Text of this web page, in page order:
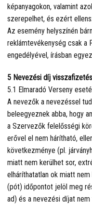
képanyagokon, valamint
szerepelhet, és ezért
Az esemény helyszínén
reklámtevékenység csak a
engedélyével, írásban
5 Nevezési díj
5.1 Elmaradó Verseny
A nevezők a nevezéssel
beleegyeznek abba, hogy
a Szervezők felelősségi
erővel el nem hárítható,
következménye (pl.
miatt nem kerülhet sor,
elháríthatatlan ok miatt
(pót) időpontot jelöl meg
ad) és a nevezési díjat